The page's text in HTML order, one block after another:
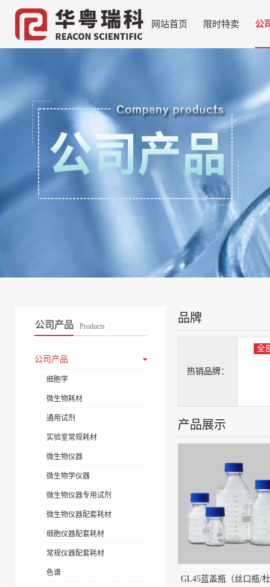
网站首页 限时特卖 公
公司产品 Products
公司产品
细胞学
微生物耗材
通用试剂
实验室常规耗材
微生物仪器
微生物学仪器
微生物仪器专用试剂
微生物仪器配套耗材
细胞仪器配套耗材
常规仪器配套耗材
色谱
品牌
热销品牌：
全
产品展示
GL45蓝盖瓶（丝口瓶/